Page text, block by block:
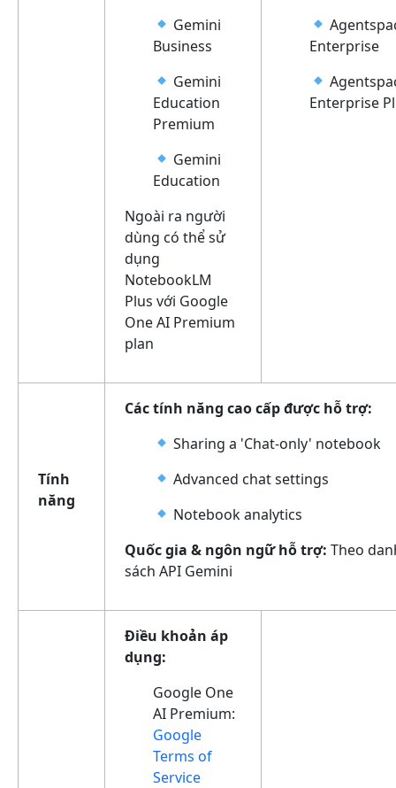
Gemini
Business
Gemini
Education
Premium
Gemini
Education
Ngoài ra người
dùng có thể sử
dụng
NotebookLM
Plus với Google
One AI Premium
plan
Enterprise
Enterprise
Tính
năng
Các tính năng cao cấp được hỗ trợ:
Sharing a 'Chat-only' notebook
Advanced chat settings
Notebook analytics
Quốc gia & ngôn ngữ hỗ trợ: Theo
sách API Gemini
Điều khoản áp
dụng:
Google One
AI Premium:
Google
Terms of
Service